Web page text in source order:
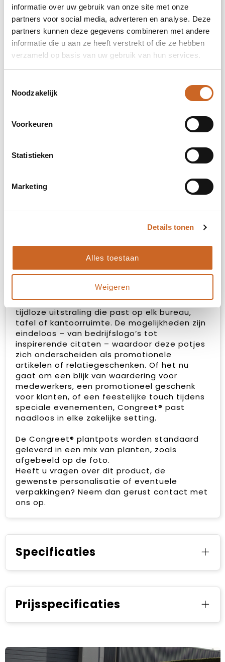
informatie over uw gebruik van onze site met onze
partners voor social media, adverteren en analyse. Deze
partners kunnen deze gegevens combineren met andere
informatie die u aan ze heeft verstrekt of die ze hebben
verzameld op basis van uw gebruik van hun services.
Noodzakelijk
Voorkeuren
Statistieken
Marketing
Details tonen
Alles toestaan
Weigeren
Betonnen potje met een persoonlijke
boodschap of een logo; Ontdek de perfecte
groene mix in combinatie met de elegantie
en robuustheid van onze Congreet®
plantpotten. Ideaal voor op kantoor vanwege
hun eenvoudige onderhoud, lange levensduur
en luchtzuiverende eigenschappen. De
stoerheid en luxe met een verfrissende
uitstraling. De naam ‘Congreet®’ knipoogt
vermogen om groeten en boodschappen
De Congreet® plantenpotten zijn gevuld met
een mix van kwalitatieve en verfrissende
hun luchtzuiverende eigenschappen en
bijdrage aan een gezondere werkomgeving.
decoratief accent toe aan elke ruimte wat
keuze voor jou. Als er toch de voorkeur is voor
een andere plant, neem dan gerust contact
met ons op.
Met een nauwkeurige gravure op het
betonnen oppervlak, biedt Congreet® een
tijdloze uitstraling die past op elk bureau,
tafel of kantoorruimte. De mogelijkheden zijn
eindeloos – van bedrijfslogo’s tot
inspirerende citaten – waardoor deze potjes
zich onderscheiden als promotionele
artikelen of relatiegeschenken. Of het nu
gaat om een blijk van waardering voor
medewerkers, een promotioneel geschenk
voor klanten, of een feestelijke touch tijdens
speciale evenementen, Congreet® past
naadloos in elke zakelijke setting.
De Congreet® plantpots worden standaard
geleverd in een mix van planten, zoals
afgebeeld op de foto.
Heeft u vragen over dit product, de
gewenste personalisatie of eventuele
verpakkingen? Neem dan gerust contact met
ons op.
Specificaties
Prijsspecificaties